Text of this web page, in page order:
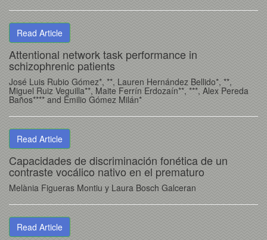
Read Article
Attentional network task performance in
schizophrenic patients
José Luis Rubio Gómez*, **, Lauren Hernández Bellido*, **,
Miguel Ruiz Veguilla**, Maite Ferrín Erdozaín**, ***, Alex Pereda
Baños**** and Emilio Gómez Milán*
Read Article
Capacidades de discriminación fonética de un
contraste vocálico nativo en el prematuro
Melània Figueras Montiu y Laura Bosch Galceran
Read Article